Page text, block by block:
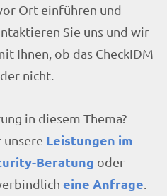
Ort einführen und
Sie uns und wir
Ihnen, ob das CheckIDM
nicht.
in diesem Thema?
unsere Leistungen im
Beratung oder
eine Anfrage